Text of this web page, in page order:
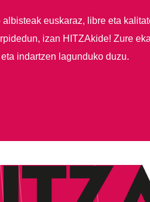
albisteak euskaraz, libre eta
izan HITZAkide! Zure
indartzen lagunduko duzu.